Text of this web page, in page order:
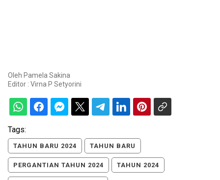
Oleh Pamela Sakina
Editor : Virna P Setyorini
Tags:
TAHUN BARU 2024 TAHUN BARU
PERGANTIAN TAHUN 2024 TAHUN 2024